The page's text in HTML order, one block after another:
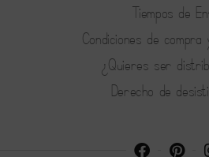
Tiempos de
Condiciones de compra
¿Quieres ser
Derecho de